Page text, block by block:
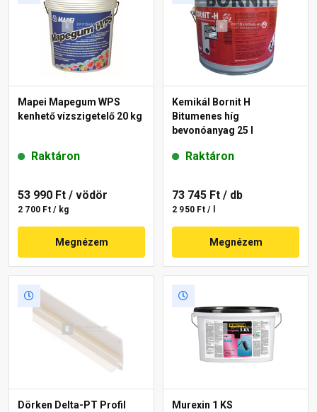
Mapei Mapegum WPS
kenhető vízszigetelő 20 kg
Raktáron
53 990 Ft / vödör
2 700 Ft / kg
Megnézem
Kemikál Bornit H
Bitumenes híg
bevonóanyag 25 l
Raktáron
73 745 Ft / db
2 950 Ft / l
Megnézem
Dörken Delta-PT Profil
Murexin 1 KS